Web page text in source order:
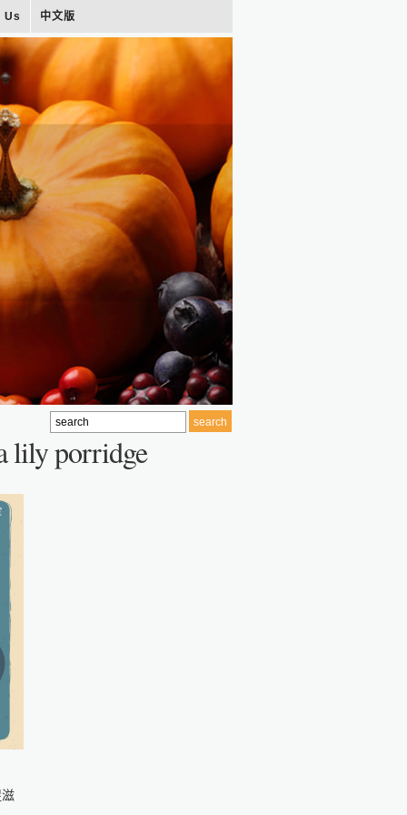
Us 中文版
lily porridge